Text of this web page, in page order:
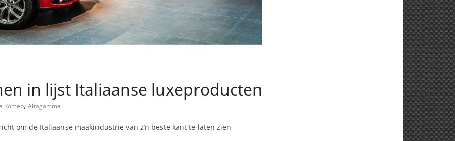
in lijst Italiaanse luxeproducten
Romeo, Altagamma
om de Italiaanse maakindustrie van z’n beste kant te laten zien